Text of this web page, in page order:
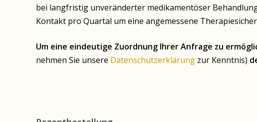
bei langfristig unveränderter medikamentöser
Kontakt pro Quartal um eine angemessene
Um eine eindeutige Zuordnung Ihrer Anfrage zu
nehmen Sie unsere Datenschutzerklärung zur Kenntnis)